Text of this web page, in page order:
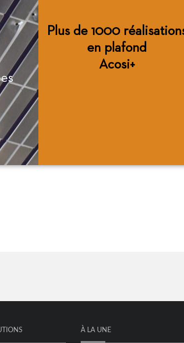
Plus de 1000
en plafond
Acosi+
À LA UNE